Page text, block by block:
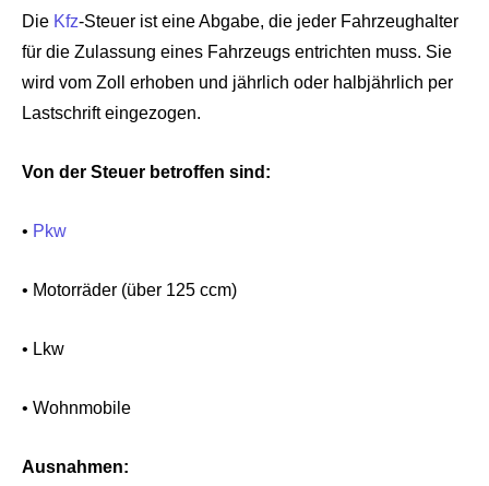
Die Kfz-Steuer ist eine Abgabe, die jeder Fahrzeughalter
für die Zulassung eines Fahrzeugs entrichten muss. Sie
wird vom Zoll erhoben und jährlich oder halbjährlich per
Lastschrift eingezogen.
Von der Steuer betroffen sind:
• Pkw
• Motorräder (über 125 ccm)
• Lkw
• Wohnmobile
Ausnahmen: